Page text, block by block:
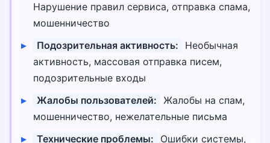
Нарушение правил сервиса, отправка спама,
мошенничество
Подозрительная активность:
Необычная
активность, массовая отправка писем,
подозрительные входы
Жалобы пользователей: Жалобы на спам,
мошенничество, нежелательные письма
Технические проблемы:
Ошибки системы,